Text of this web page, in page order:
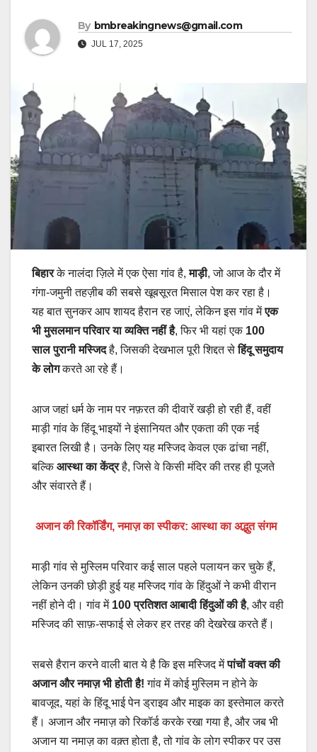
By bmbreakingnews@gmail.com
JUL 17, 2025
बिहारके नालंदा ज़िले में एक ऐसा गांव है,माड़ी, जो आज के दौर में
गंगा-जमुनी तहज़ीब की सबसे खूबसूरत मिसाल पेश कर रहा है।
यह बात सुनकर आप शायद हैरान रह जाएं, लेकिन इस गांव मेंएक
भी मुसलमान परिवार या व्यक्ति नहीं है, फिर भी यहां एक 100
साल पुरानी मस्जिदहै, जिसकी देखभाल पूरी शिद्दत सेहिंदू समुदाय
के लोगकरते आ रहे हैं।
आज जहां धर्म के नाम पर नफ़रत की दीवारें खड़ी हो रही हैं, वहीं
माड़ी गांव के हिंदू भाइयों ने इंसानियत और एकता की एक नई
इबारत लिखी है। उनके लिए यह मस्जिद केवल एक ढांचा नहीं,
बल्किआस्था का केंद्रहै, जिसे वे किसी मंदिर की तरह ही पूजते
और संवारते हैं।
अजान की रिकॉर्डिंग, नमाज़ का स्पीकर: आस्था का अद्भुत संगम
माड़ी गांव से मुस्लिम परिवार कई साल पहले पलायन कर चुके हैं,
लेकिन उनकी छोड़ी हुई यह मस्जिद गांव के हिंदुओं ने कभी वीरान
नहीं होने दी। गांव में 100 प्रतिशत आबादी हिंदुओं की है, और वही
मस्जिद की साफ़-सफाई से लेकर हर तरह की देखरेख करते हैं।
सबसे हैरान करने वाली बात ये है कि इस मस्जिद मेंपांचों वक्त की
अजान और नमाज़ भी होती है! गांव में कोई मुस्लिम न होने के
बावजूद, यहां के हिंदू भाई पेन ड्राइव और माइक का इस्तेमाल करते
हैं। अजान और नमाज़ को रिकॉर्ड करके रखा गया है, और जब भी
अजान या नमाज़ का वक़्त होता है, तो गांव के लोग स्पीकर पर उस